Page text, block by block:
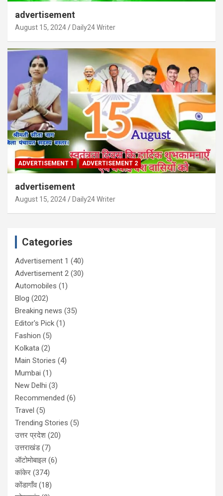
advertisement
August 15, 2024 Daily24 Writer
ADVERTISEMENT 1 ADVERTISEMENT 2
advertisement
August 15, 2024 Daily24 Writer
Categories
Advertisement 1 (40)
Advertisement 2 (30)
Automobiles (1)
Blog (202)
Breaking news (35)
Editor's Pick (1)
Fashion (5)
Kolkata (2)
Main Stories (4)
Mumbai (1)
New Delhi (3)
Recommended (6)
Travel (5)
Trending Stories (5)
उत्तर प्रदेश (20)
उत्तराखंड(7)
ऑटोमोबाइल (6)
कांकेर (374)
कोंडागाँव(18)